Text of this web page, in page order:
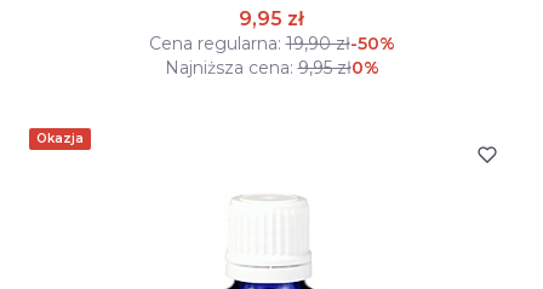
9,95 zł
Cena regularna: 19,90 zł-50%
Najniższa cena: 9,95 zł0%
Okazja